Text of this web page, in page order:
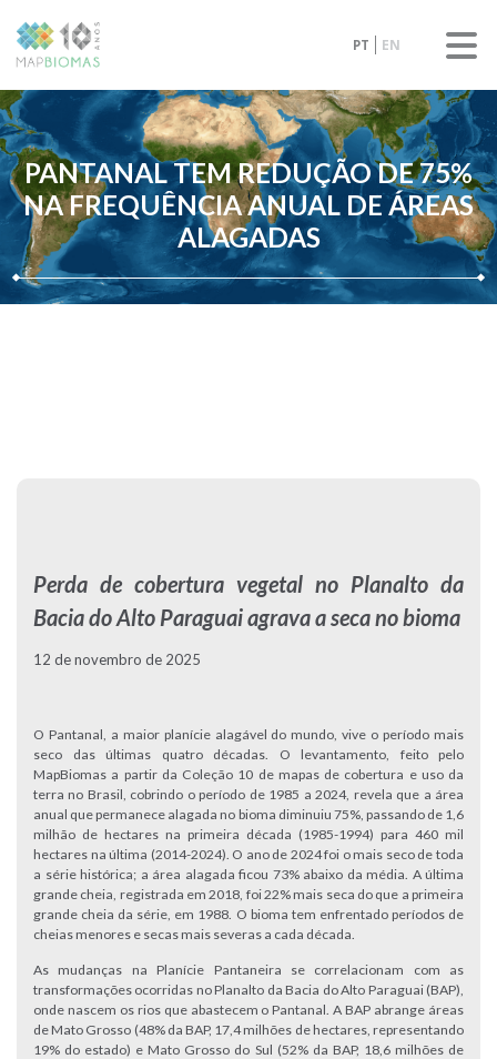
PT EN
PANTANAL TEM REDUÇÃO DE 75%
NA FREQUÊNCIA ANUAL DE ÁREAS
ALAGADAS
Perda de cobertura vegetal no Planalto da
Bacia do Alto Paraguai agrava a seca no bioma
12 de novembro de 2025
O Pantanal, a maior planície alagável do mundo, vive o período mais
seco das últimas quatro décadas. O levantamento, feito pelo
MapBiomas a partir da Coleção 10 de mapas de cobertura e uso da
terra no Brasil, cobrindo o período de 1985 a 2024, revela que a área
anual que permanece alagada no bioma diminuiu 75%, passando de 1,6
milhão de hectares na primeira década (1985-1994) para 460 mil
hectares na última (2014-2024). O ano de 2024 foi o mais seco de toda
a série histórica; a área alagada ficou 73% abaixo da média. A última
grande cheia, registrada em 2018, foi 22% mais seca do que a primeira
grande cheia da série, em 1988. O bioma tem enfrentado períodos de
cheias menores e secas mais severas a cada década.
As mudanças na Planície Pantaneira se correlacionam com as
transformações ocorridas no Planalto da Bacia do Alto Paraguai (BAP),
onde nascem os rios que abastecem o Pantanal. A BAP abrange áreas
de Mato Grosso (48% da BAP, 17,4 milhões de hectares, representando
19% do estado) e Mato Grosso do Sul (52% da BAP, 18,6 milhões de